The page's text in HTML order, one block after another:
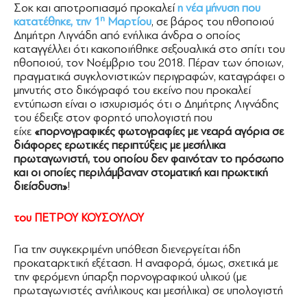
Σοκ και αποτροπιασμό προκαλείη νέα μήνυση που
κατατέθηκε, την 1 η Μαρτίου, σε βάρος του ηθοποιού
Δημήτρη Λιγνάδη από ενήλικα άνδρα ο οποίος
καταγγέλλει ότι κακοποιήθηκε σεξουαλικά στο σπίτι του
ηθοποιού, τον Νοέμβριο του 2018. Πέραν των όποιων,
πραγματικά συγκλονιστικών περιγραφών, καταγράφει ο
μηνυτής στο δικόγραφό του εκείνο που προκαλεί
εντύπωση είναι ο ισχυρισμός ότι ο Δημήτρης Λιγνάδης
του έδειξε στον φορητό υπολογιστή που
είχε «πορνογραφικές φωτογραφίες με νεαρά αγόρια σε
διάφορες ερωτικές περιπτύξεις με μεσήλικα
πρωταγωνιστή, του οποίου δεν φαινόταν το πρόσωπο
και οι οποίες περιλάμβαναν στοματική και πρωκτική
διείσδυση»!
του ΠΕΤΡΟΥ ΚΟΥΣΟΥΛΟΥ
Για την συγκεκριμένη υπόθεση διενεργείται ήδη
προκαταρκτική εξέταση. Η αναφορά, όμως, σχετικά με
την φερόμενη ύπαρξη πορνογραφικού υλικού (με
πρωταγωνιστές ανήλικους και μεσήλικα) σε υπολογιστή